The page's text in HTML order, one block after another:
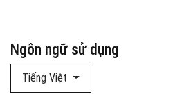
Ngôn ngữ sử dụng
Tiếng Việt